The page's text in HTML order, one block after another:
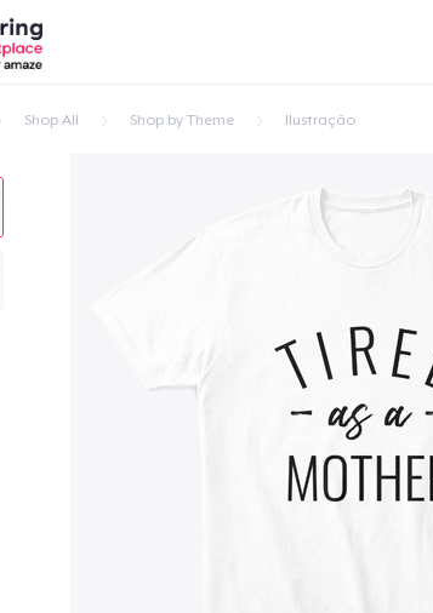
Shop All Shop by Theme Ilustração